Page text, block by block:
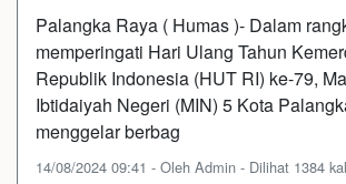
Palangka Raya ( Humas )- Dalam
memperingati Hari Ulang Tahun
Republik Indonesia (HUT RI) ke-79,
Ibtidaiyah Negeri (MIN) 5 Kota
menggelar berbag
14/08/2024 09:41 - Oleh Admin - Dilihat 1384